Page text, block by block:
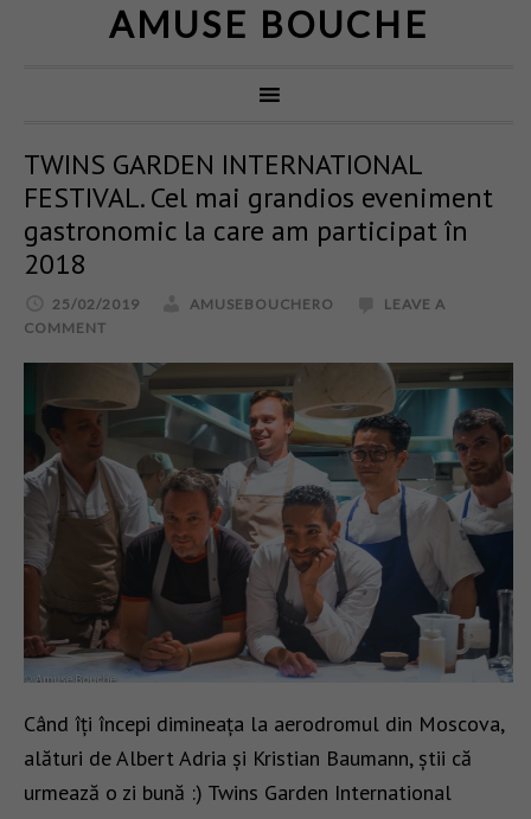
AMUSE BOUCHE
TWINS GARDEN INTERNATIONAL
FESTIVAL. Cel mai grandios eveniment
gastronomic la care am participat în
2018
25/02/2019 AMUSEBOUCHERO
LEAVE A
COMMENT
Când îți începi dimineața la aerodromul din Moscova,
alături de Albert Adria și Kristian Baumann, știi că
urmează o zi bună :) Twins Garden International